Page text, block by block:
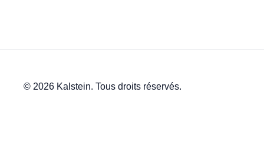
© 2026 Kalstein. Tous droits réservés.